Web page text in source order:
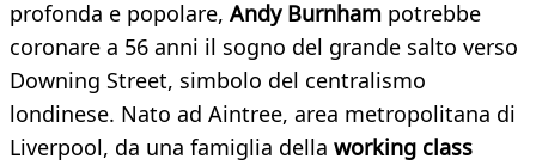
profonda e popolare, Andy Burnham potrebbe
coronare a 56 anni il sogno del grande salto verso
Downing Street, simbolo del centralismo
londinese. Nato ad Aintree, area metropolitana di
Liverpool, da una famiglia della working class